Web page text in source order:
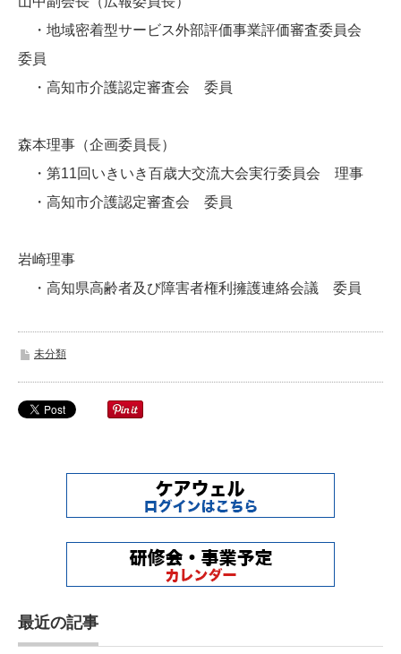
・地域密着型サービス外部評価事業評価審査委員会
委員
・高知市介護認定審査会 委員
森本理事（企画委員長）
・第11回いきいき百歳大交流大会実行委員会 理事
・高知市介護認定審査会 委員
岩崎理事
・高知県高齢者及び障害者権利擁護連絡会議 委員
未分類
最近の記事